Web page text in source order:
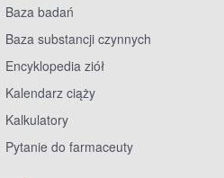
Baza badań
Baza substancji czynnych
Encyklopedia ziół
Kalendarz ciąży
Kalkulatory
Pytanie do farmaceuty